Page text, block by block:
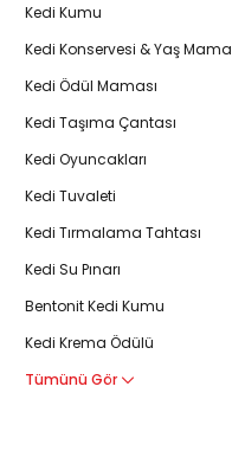
Kedi Kumu
Kedi Konservesi & Yaş Mama
Kedi Ödül Maması
Kedi Taşıma Çantası
Kedi Oyuncakları
Kedi Tuvaleti
Kedi Tırmalama Tahtası
Kedi Su Pınarı
Bentonit Kedi Kumu
Kedi Krema Ödülü
Tümünü Gör